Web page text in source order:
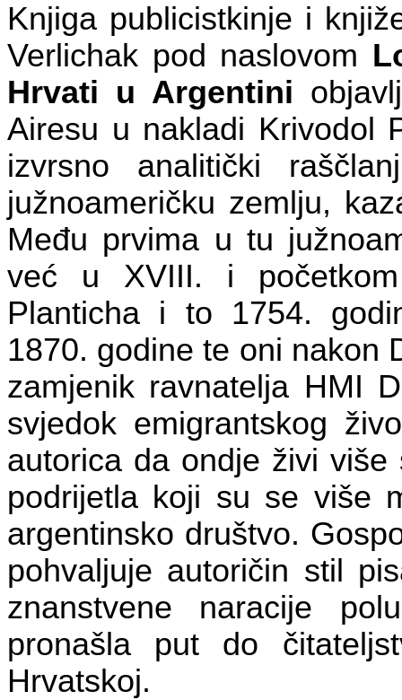
Knjiga publicistkinje i
Verlichak pod naslovom
Hrvati u Argentini
Airesu u nakladi Krivodol
izvrsno analitički
južnoameričku zemlju,
Među prvima u tu
već u XVIII. i
Planticha i to 1754.
1870. godine te oni nakon
zamjenik ravnatelja HMI
svjedok emigrantskog
autorica da ondje živi
podrijetla koji su se više
argentinsko društvo.
pohvaljuje autoričin stil
znanstvene naracije
pronašla put do
Hrvatskoj.